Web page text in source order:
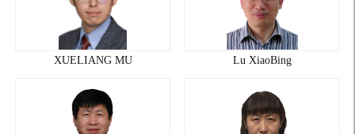
XUELIANG MU Lu XiaoBing